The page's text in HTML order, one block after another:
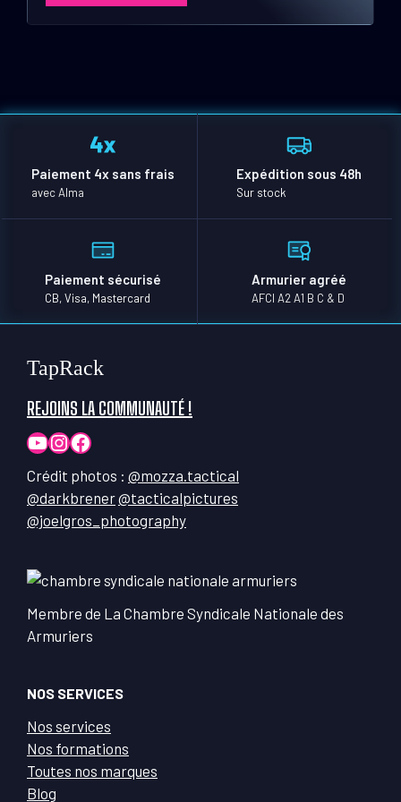
Paiement 4x sans frais
avec Alma
Expédition sous 48h
Sur stock
Paiement sécurisé
CB, Visa, Mastercard
Armurier agréé
AFCI A2 A1 B C & D
TapRack
REJOINS LA COMMUNAUTÉ !
YouTube
Instagram
Facebook
Crédit photos : @mozza.tactical
@darkbrener@tacticalpictures
@joelgros_photography
Membre de La Chambre Syndicale Nationale des
Armuriers
NOS SERVICES
Nos services
Nos formations
Toutes nos marques
Blog